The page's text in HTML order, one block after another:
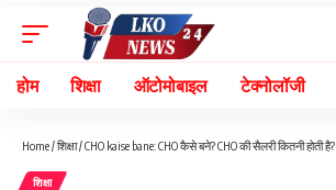
होम शिक्षा ऑटोमोबाइल टेक्नोलॉजी
Home/शिक्षा/CHO kaise bane: CHO कैसे बने? CHO की सैलरी कितनी होती है?
शिक्षा